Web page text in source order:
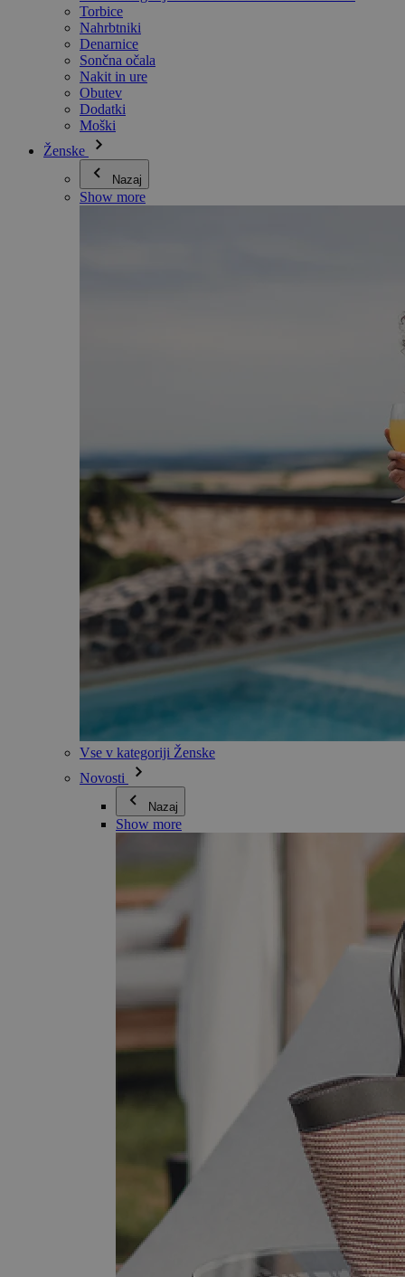
Torbice
Nahrbtniki
Denarnice
Sončna očala
Nakit in ure
Obutev
Dodatki
Moški
Ženske
Nazaj
Show more
Vse v kategoriji Ženske
Novosti
Nazaj
Show more